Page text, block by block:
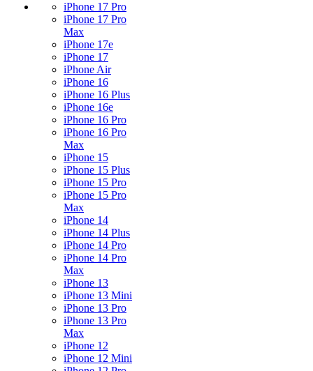
iPhone 17 Pro
iPhone 17 Pro
Max
iPhone 17e
iPhone 17
iPhone Air
iPhone 16
iPhone 16 Plus
iPhone 16e
iPhone 16 Pro
iPhone 16 Pro
Max
iPhone 15
iPhone 15 Plus
iPhone 15 Pro
iPhone 15 Pro
Max
iPhone 14
iPhone 14 Plus
iPhone 14 Pro
iPhone 14 Pro
Max
iPhone 13
iPhone 13 Mini
iPhone 13 Pro
iPhone 13 Pro
Max
iPhone 12
iPhone 12 Mini